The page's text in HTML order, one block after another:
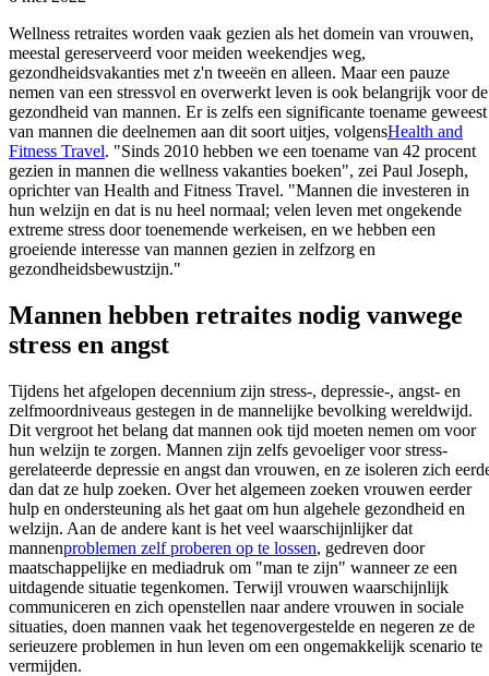
Wellness retraites worden vaak gezien als het domein van vrouwen,
meestal gereserveerd voor meiden weekendjes weg,
gezondheidsvakanties met z'n tweeën en alleen. Maar een pauze
nemen van een stressvol en overwerkt leven is ook belangrijk voor de
gezondheid van mannen. Er is zelfs een significante toename geweest
van mannen die deelnemen aan dit soort uitjes, volgensHealth and
Fitness Travel. "Sinds 2010 hebben we een toename van 42 procent
gezien in mannen die wellness vakanties boeken", zei Paul Joseph,
oprichter van Health and Fitness Travel. "Mannen die investeren in
hun welzijn en dat is nu heel normaal; velen leven met ongekende
extreme stress door toenemende werkeisen, en we hebben een
groeiende interesse van mannen gezien in zelfzorg en
gezondheidsbewustzijn."
Mannen hebben retraites nodig vanwege
stress en angst
Tijdens het afgelopen decennium zijn stress-, depressie-, angst- en
zelfmoordniveaus gestegen in de mannelijke bevolking wereldwijd.
Dit vergroot het belang dat mannen ook tijd moeten nemen om voor
hun welzijn te zorgen. Mannen zijn zelfs gevoeliger voor stress-
gerelateerde depressie en angst dan vrouwen, en ze isoleren zich
dan dat ze hulp zoeken. Over het algemeen zoeken vrouwen eerder
hulp en ondersteuning als het gaat om hun algehele gezondheid en
welzijn. Aan de andere kant is het veel waarschijnlijker dat
mannenproblemen zelf proberen op te lossen, gedreven door
maatschappelijke en mediadruk om "man te zijn" wanneer ze een
uitdagende situatie tegenkomen. Terwijl vrouwen waarschijnlijk
communiceren en zich openstellen naar andere vrouwen in sociale
situaties, doen mannen vaak het tegenovergestelde en negeren ze de
serieuzere problemen in hun leven om een ongemakkelijk scenario te
vermijden.